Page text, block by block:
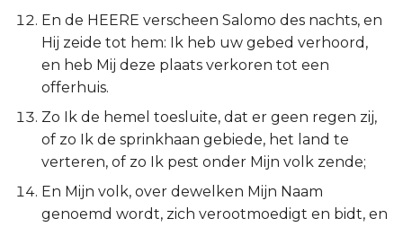
En de HEERE verscheen Salomo des nachts, en
Hij zeide tot hem: Ik heb uw gebed verhoord,
en heb Mij deze plaats verkoren tot een
offerhuis.
Zo Ik de hemel toesluite, dat er geen regen zij,
of zo Ik de sprinkhaan gebiede, het land te
verteren, of zo Ik pest onder Mijn volk zende;
En Mijn volk, over dewelken Mijn Naam
genoemd wordt, zich verootmoedigt en bidt, en